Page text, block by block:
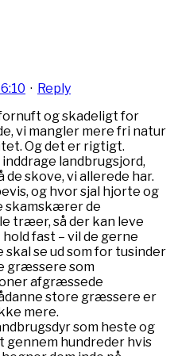
· Reply
og skadeligt for
vi mangler mere fri natur
Og det er rigtigt.
landbrugsjord,
de skove, vi allerede har.
og hvor sjal hjorte og
skamskærer de
træer, så der kan leve
hold fast – vil de gerne
skal se ud som for tusinder
græssere som
afgræssede
store græssere er
mere.
som heste og
gennem hundreder hvis